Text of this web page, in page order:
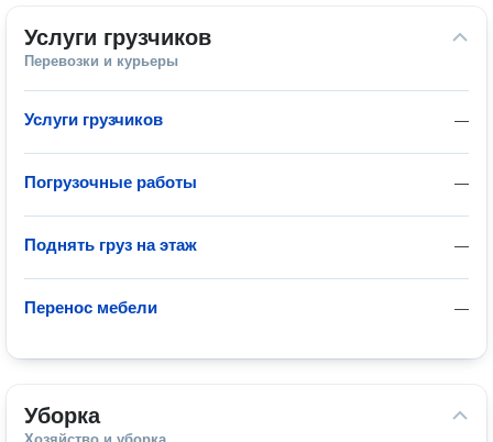
Услуги грузчиков
Перевозки и курьеры
—
Услуги грузчиков
—
Погрузочные работы
—
Поднять груз на этаж
—
Перенос мебели
Уборка